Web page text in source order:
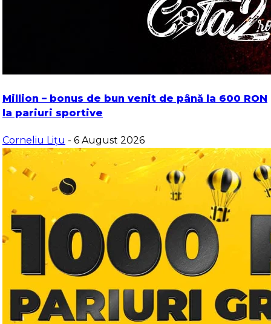
Million – bonus de bun venit de până la 600 RON
la pariuri sportive
Corneliu Lițu - 6 August 2026